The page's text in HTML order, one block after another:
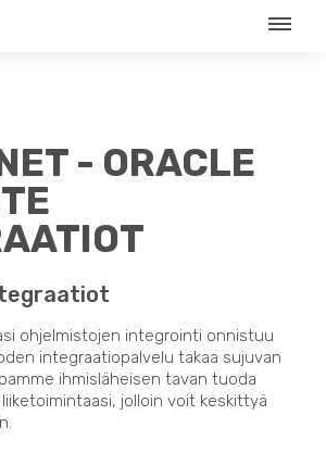
- ORACLE
ohjelmistojen integrointi onnistuu
integraatiopalvelu takaa sujuvan
ihmisläheisen tavan tuoda
jolloin voit keskittyä